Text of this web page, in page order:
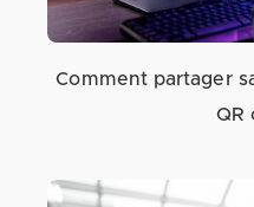
Comment partager
QR